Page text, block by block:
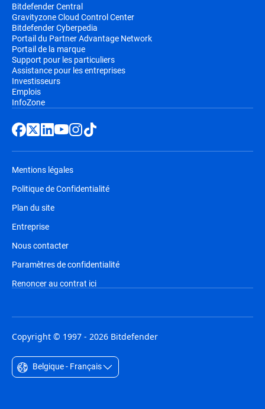
Bitdefender Central
Gravityzone Cloud Control Center
Bitdefender Cyberpedia
Portail du Partner Advantage Network
Portail de la marque
Support pour les particuliers
Assistance pour les entreprises
Investisseurs
Emplois
InfoZone
Mentions légales
Politique de Confidentialité
Plan du site
Entreprise
Nous contacter
Paramètres de confidentialité
Renoncer au contrat ici
Copyright © 1997 - 2026 Bitdefender
Belgique - Français